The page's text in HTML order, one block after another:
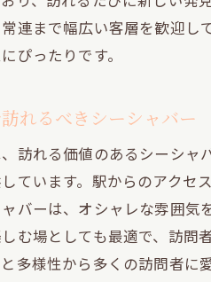
連まで幅広い客層を歓迎し
ぴったりです。
れるべきシーシャバー
訪れる価値のあるシーシ
ています。駅からのアク
バーは、オシャレな雰囲気
む場としても最適で、訪問
多様性から多くの訪問者に